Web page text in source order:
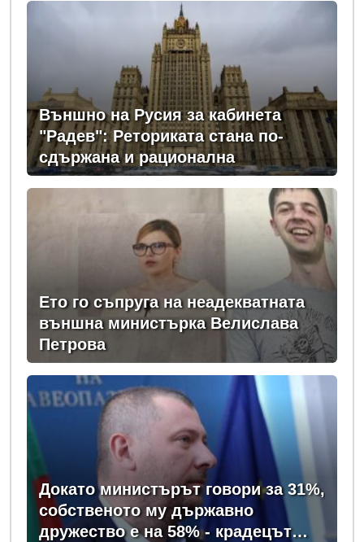
Външно на Русия за кабинета
"Радев": Реториката стана по-
сдържана и рационална
Ето го съпруга на неадекватната
външна министърка Велислава
Петрова
Докато министърът говори за 31%,
собственото му държавно
дружество е на 58% - крадецът